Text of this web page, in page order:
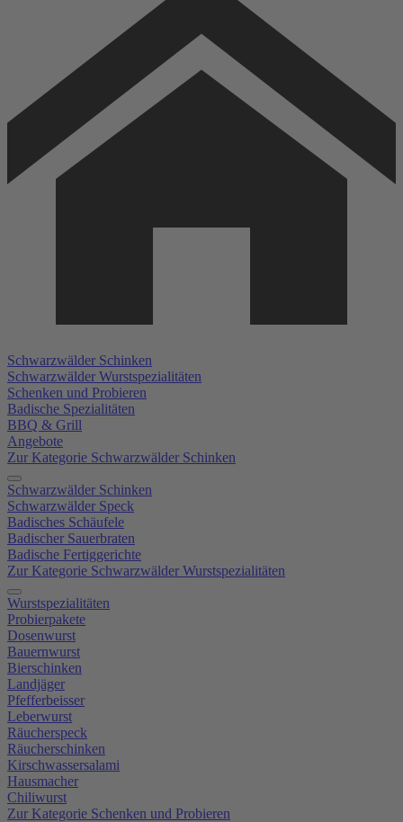
Schwarzwälder Schinken
Schwarzwälder Wurstspezialitäten
Schenken und Probieren
Badische Spezialitäten
BBQ & Grill
Angebote
Zur Kategorie Schwarzwälder Schinken
Schwarzwälder Schinken
Schwarzwälder Speck
Badisches Schäufele
Badischer Sauerbraten
Badische Fertiggerichte
Zur Kategorie Schwarzwälder Wurstspezialitäten
Wurstspezialitäten
Probierpakete
Dosenwurst
Bauernwurst
Bierschinken
Landjäger
Pfefferbeisser
Leberwurst
Räucherspeck
Räucherschinken
Kirschwassersalami
Hausmacher
Chiliwurst
Zur Kategorie Schenken und Probieren